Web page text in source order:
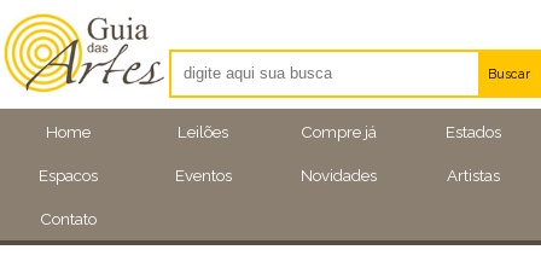
Home Leilões Compre já Estados
Espacos Eventos Novidades Artistas
Contato
Buscar
Artistas
Eventos